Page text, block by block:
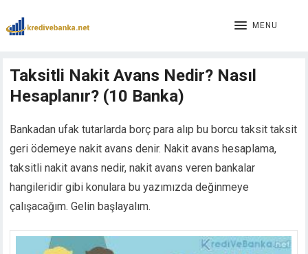
panel
panel
panel
panel
panel
panel
panel
panel
MENU
Taksitli Nakit Avans Nedir? Nasıl
Hesaplanır? (10 Banka)
Bankadan ufak tutarlarda borç para alıp bu borcu taksit taksit
geri ödemeye nakit avans denir. Nakit avans hesaplama,
taksitli nakit avans nedir, nakit avans veren bankalar
hangileridir gibi konulara bu yazımızda değinmeye
çalışacağım. Gelin başlayalım.